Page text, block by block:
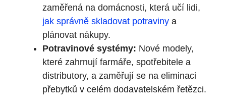
zaměřená na domácnosti, která⁢ učí lidi,
jak správně skladovat potraviny a
plánovat⁤ nákupy.
Potravinové systémy: Nové modely,
které zahrnují farmáře,⁣ spotřebitele a
distributory,‍ a zaměřují​ se na⁤ eliminaci
přebytků v celém dodavatelském řetězci.